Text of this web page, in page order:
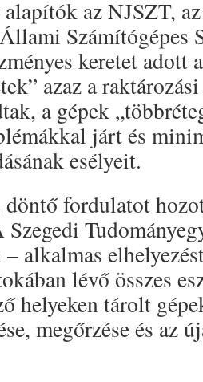
az NJSZT,
Számítógépes
keretet adott
azaz a
a gépek
járt és
esélyeit.
fordulatot
alkalmas
lévő összes
helyeken tárolt
megőrzése és az